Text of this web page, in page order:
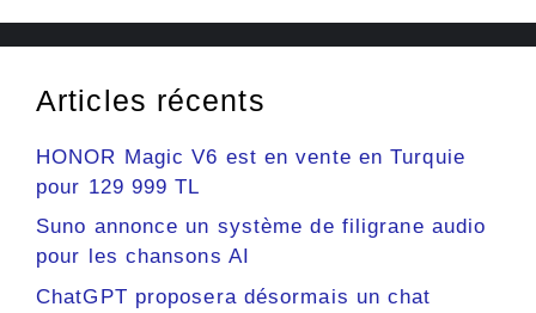
Articles récents
HONOR Magic V6 est en vente en Turquie
pour 129 999 TL
Suno annonce un système de filigrane audio
pour les chansons AI
ChatGPT proposera désormais un chat